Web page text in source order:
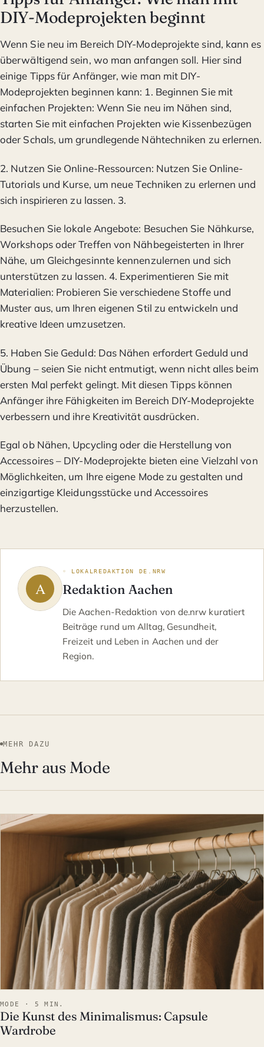
DIY-Modeprojekten beginnt
Wenn Sie neu im Bereich DIY-Modeprojekte sind, kann es
überwältigend sein, wo man anfangen soll. Hier sind
einige Tipps für Anfänger, wie man mit DIY-
Modeprojekten beginnen kann: 1. Beginnen Sie mit
einfachen Projekten: Wenn Sie neu im Nähen sind,
starten Sie mit einfachen Projekten wie Kissenbezügen
oder Schals, um grundlegende Nähtechniken zu erlernen.
2. Nutzen Sie Online-Ressourcen: Nutzen Sie Online-
Tutorials und Kurse, um neue Techniken zu erlernen und
sich inspirieren zu lassen. 3.
Besuchen Sie lokale Angebote: Besuchen Sie Nähkurse,
Workshops oder Treffen von Nähbegeisterten in Ihrer
Nähe, um Gleichgesinnte kennenzulernen und sich
unterstützen zu lassen. 4. Experimentieren Sie mit
Materialien: Probieren Sie verschiedene Stoffe und
Muster aus, um Ihren eigenen Stil zu entwickeln und
kreative Ideen umzusetzen.
5. Haben Sie Geduld: Das Nähen erfordert Geduld und
Übung – seien Sie nicht entmutigt, wenn nicht alles beim
ersten Mal perfekt gelingt. Mit diesen Tipps können
Anfänger ihre Fähigkeiten im Bereich DIY-Modeprojekte
verbessern und ihre Kreativität ausdrücken.
Egal ob Nähen, Upcycling oder die Herstellung von
Accessoires – DIY-Modeprojekte bieten eine Vielzahl von
Möglichkeiten, um Ihre eigene Mode zu gestalten und
einzigartige Kleidungsstücke und Accessoires
herzustellen.
◦ LOKALREDAKTION DE.NRW
Redaktion Aachen
Die Aachen-Redaktion von de.nrw kuratiert
Beiträge rund um Alltag, Gesundheit,
Freizeit und Leben in Aachen und der
Region.
MEHR DAZU
Mehr aus Mode
MODE
MODE · 5 MIN.
Die Kunst des Minimalismus: Capsule
Wardrobe